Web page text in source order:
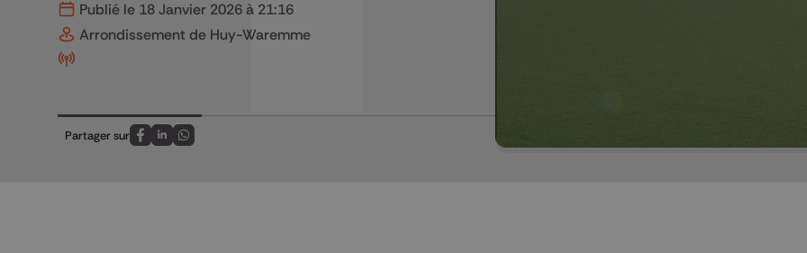
Publié le 18 Janvier 2026 à 21:16
Arrondissement de Huy-Waremme
Partager sur
Partagez sur FaceBook
Partagez sur LinkedIn
Partagez sur Whatsapp